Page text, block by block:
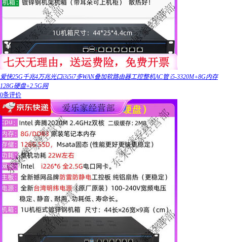
爱快25G千兆4万兆光口i3i5i7多WAN叠加软路由器工控整机AC管 i5-3320M+8G内存
128G硬盘+2.5G网
0条评价